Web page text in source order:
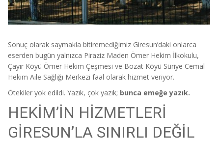
Sonuç olarak saymakla bitiremediğimiz Giresun’daki onlarca
eserden bugün yalnızca Piraziz Maden Ömer Hekim İlkokulu,
Çayır Köyü Ömer Hekim Çeşmesi ve Bozat Köyü Süriye Cemal
Hekim Aile Sağlığı Merkezi faal olarak hizmet veriyor.
Ötekiler yok edildi. Yazık, çok yazık; bunca emeğe yazık.
HEKİM’İN HİZMETLERİ
GİRESUN’LA SINIRLI DEĞİL